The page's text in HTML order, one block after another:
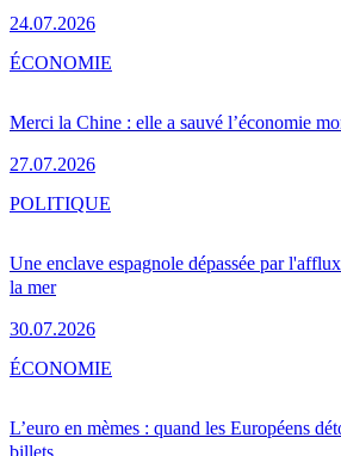
24.07.2026
Merci la Chine : elle a sauvé l’économie
27.07.2026
ÉCONOMIE
Une enclave espagnole dépassée par
la mer
30.07.2026
POLITIQUE
L’euro en mèmes : quand les Européens
billets
ÉCONOMIE